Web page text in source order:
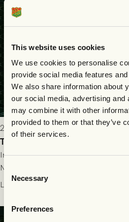
This website uses cookies
We use cookies to personalise
provide social media features
We also share information about
our social media, advertising and
may combine it with other
provided to them or that they’ve
of their services.
Consent
Selection
Necessary
Preferences
2026-07-22 19:00
Truppen till GAIS - FC
Imorgon torsdag spelar GAIS herrar
Nordsjælland på Gamla Ullevi med
Holmberg och ledarstaben har tagit
Läs mer